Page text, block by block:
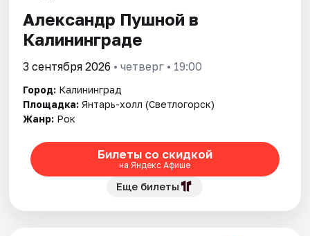
Площадки
Артисты
Александр Пушной в
Калининграде
3 сентября 2026 • четверг • 19:00
Город: Калининград
Площадка: Янтарь-холл (Светлогорск)
Жанр: Рок
Билеты со скидкой
на Яндекс Афише
Еще билеты